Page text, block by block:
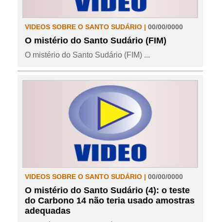
VIDEOS SOBRE O SANTO SUDÁRIO | 00/00/0000
O mistério do Santo Sudário (FIM)
O mistério do Santo Sudário (FIM) ...
VIDEOS SOBRE O SANTO SUDÁRIO | 00/00/0000
O mistério do Santo Sudário (4): o teste
do Carbono 14 não teria usado amostras
adequadas